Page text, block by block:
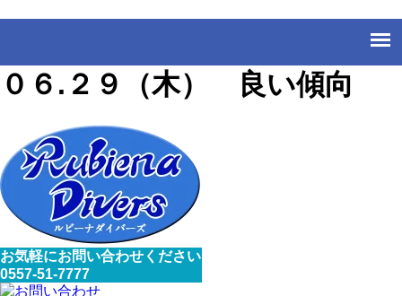
０６.２９（木） 良い傾向
お気軽にお問い合わせください
0557-51-7777